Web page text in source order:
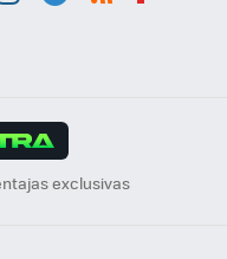
exclusivas